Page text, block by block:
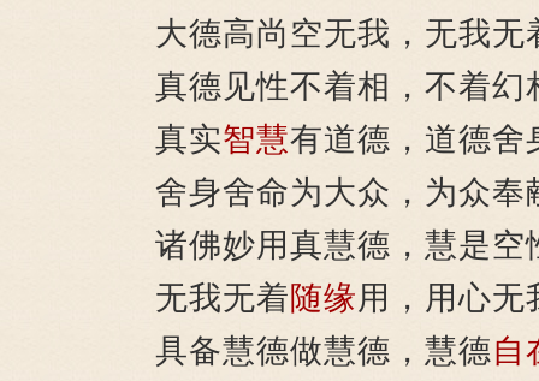
大德高尚空无我，无我无
真德见性不着相，不着幻
真实智慧有道德，道德舍
舍身舍命为大众，为众奉
诸佛妙用真慧德，慧是空
无我无着随缘用，用心无
具备慧德做慧德，慧德自